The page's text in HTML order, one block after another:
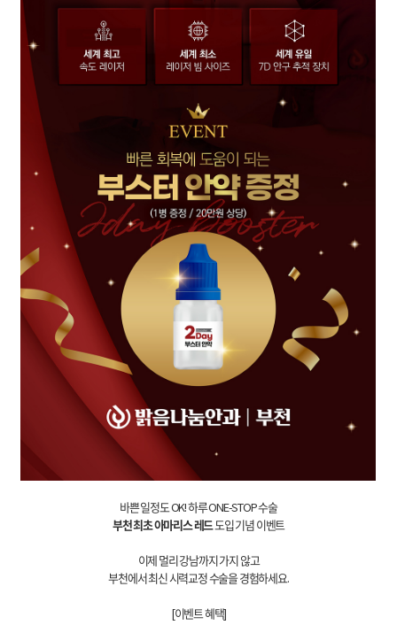
바쁜 일정도 OK! 하루 ONE-STOP 수술
부천 최초 아마리스 레드도입 기념 이벤트
이제 멀리 강남까지 가지 않고
부천에서 최신 시력교정 수술을 경험하세요.
[이벤트 혜택]